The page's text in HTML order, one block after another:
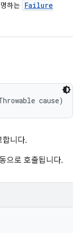
하는 Failure
cause)
합니다.
으로 호출됩니다.